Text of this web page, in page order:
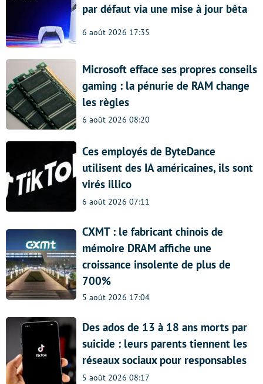
par défaut via une mise à jour bêta
6 août 2026 17:35
Microsoft efface ses propres conseils
gaming : la pénurie de RAM change
les règles
6 août 2026 08:20
Ces employés de ByteDance
utilisent des IA américaines, ils sont
virés illico
6 août 2026 07:11
CXMT : le fabricant chinois de
mémoire DRAM affiche une
croissance insolente de plus de
700%
5 août 2026 17:04
Des ados de 13 à 18 ans morts par
suicide : leurs parents tiennent les
réseaux sociaux pour responsables
5 août 2026 08:17